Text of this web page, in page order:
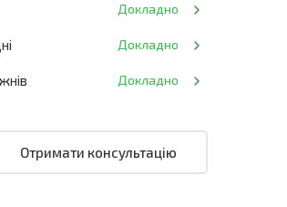
Докладно
Докладно
Докладно
Отримати консультацію